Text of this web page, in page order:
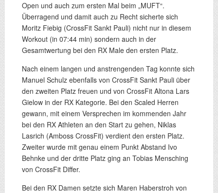
Open und auch zum ersten Mal beim „MUFT“.
Überragend und damit auch zu Recht sicherte sich
Moritz Fiebig (CrossFit Sankt Pauli) nicht nur in diesem
Workout (in 07:44 min) sondern auch in der
Gesamtwertung bei den RX Male den ersten Platz.
Nach einem langen und anstrengenden Tag konnte sich
Manuel Schulz ebenfalls von CrossFit Sankt Pauli über
den zweiten Platz freuen und von CrossFit Altona Lars
Gielow in der RX Kategorie. Bei den Scaled Herren
gewann, mit einem Versprechen im kommenden Jahr
bei den RX Athleten an den Start zu gehen, Niklas
Lasrich (Amboss CrossFit) verdient den ersten Platz.
Zweiter wurde mit genau einem Punkt Abstand Ivo
Behnke und der dritte Platz ging an Tobias Mensching
von CrossFit Differ.
Bei den RX Damen setzte sich Maren Haberstroh von